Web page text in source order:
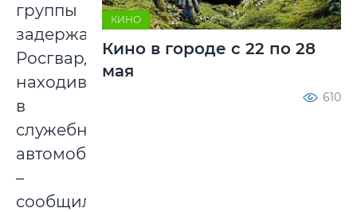
группы
задержания
Росгвардии,
находившемуся
в
служебном
автомобиле,
–
сообщили
КИНО
Кино в городе с 22 по 28
мая
610